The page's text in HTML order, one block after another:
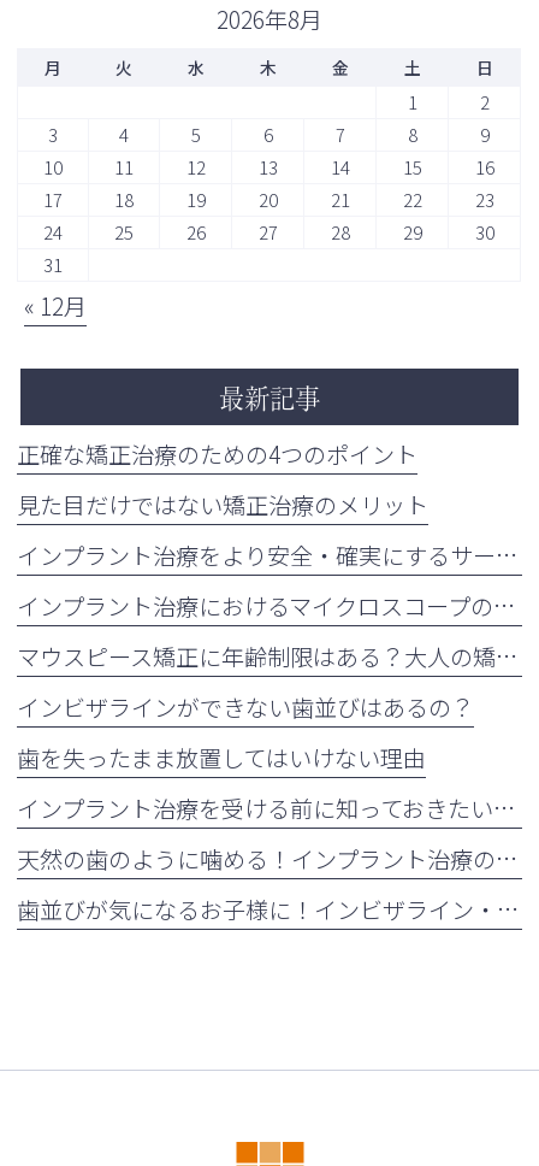
2026年8月
月 火 水 木 金 土 日
1
2
3
4 5 6 7 8
9
10
11 12 13 14 15
16
17
18 19 20 21 22
23
24
25 26 27 28 29
30
31
« 12月
最新記事
正確な矯正治療のための4つのポイント
見た目だけではない矯正治療のメリット
インプラント治療をより安全・確実にするサージカルガイドの重要性
インプラント治療におけるマイクロスコープの活用について
マウスピース矯正に年齢制限はある？大人の矯正治療が増えている理由も解説
インビザラインができない歯並びはあるの？
歯を失ったまま放置してはいけない理由
インプラント治療を受ける前に知っておきたい注意点
天然の歯のように噛める！インプラント治療の5つのメリット
歯並びが気になるお子様に！インビザライン・ファーストとは？